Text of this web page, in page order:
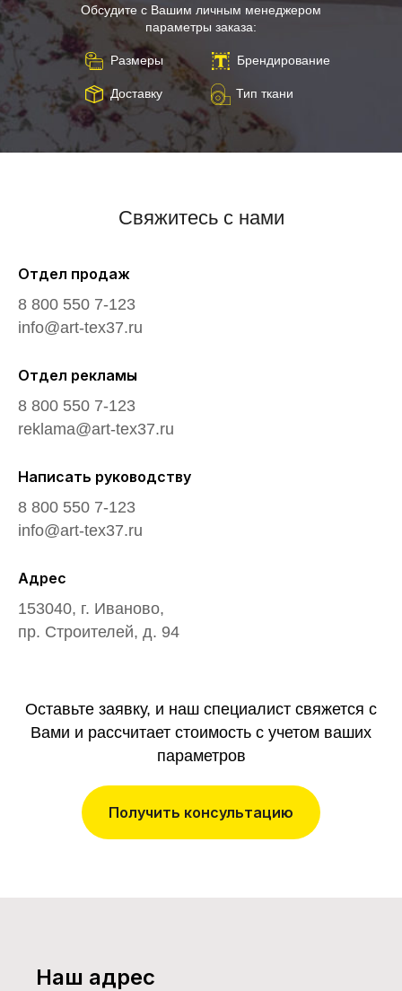
Обсудите с Вашим личным менеджером
параметры заказа:
Размеры
Тип ткани
Брендирование
Доставку
Свяжитесь с нами
Отдел продаж
8 800 550 7-123
info@art-tex37.ru
Отдел рекламы
8 800 550 7-123
reklama@art-tex37.ru
Написать руководству
8 800 550 7-123
info@art-tex37.ru
Адрес
153040, г. Иваново,
пр. Строителей, д. 94
Оставьте заявку, и наш специалист свяжется с
Вами и рассчитает стоимость с учетом ваших
параметров
Получить консультацию
Наш адрес